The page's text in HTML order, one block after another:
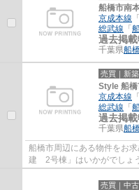
船橋市南
京成本線 「
総武線 「
過去掲
千葉県船
売買｜新
Style 船
京成本線 「
総武線 「
過去掲
千葉県船
船橋市周辺にある物件をお
建 2号棟」はいかがでしょ
まで432mです♪きれい好き
売買｜中